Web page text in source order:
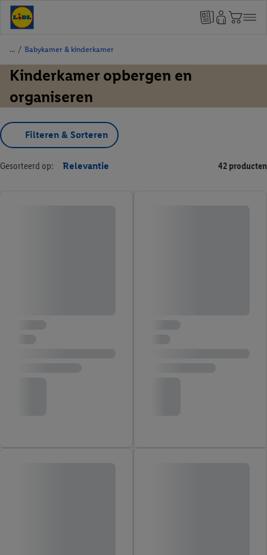
/ Babykamer & kinderkamer
Kinderkamer opbergen en
organiseren
Filteren & Sorteren
Gesorteerd op: Relevantie 42 producten